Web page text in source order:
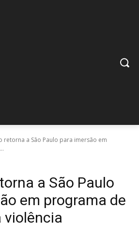
retorna a São Paulo para imersão em
a São Paulo
em programa de
violência